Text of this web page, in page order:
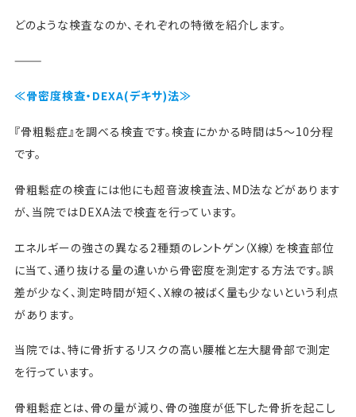
どのような検査なのか、それぞれの特徴を紹介します。
———
≪骨密度検査・DEXA(デキサ)法≫
『骨粗鬆症』を調べる検査です。検査にかかる時間は5～10分程
です。
骨粗鬆症の検査には他にも超音波検査法、MD法などがあります
が、当院ではDEXA法で検査を行っています。
エネルギーの強さの異なる2種類のレントゲン（X線）を検査部位
に当て、通り抜ける量の違いから骨密度を測定する方法です。誤
差が少なく、測定時間が短く、X線の被ばく量も少ないという利点
があります。
当院では、特に骨折するリスクの高い腰椎と左大腿骨部で測定
を行っています。
骨粗鬆症とは、骨の量が減り、骨の強度が低下した骨折を起こし